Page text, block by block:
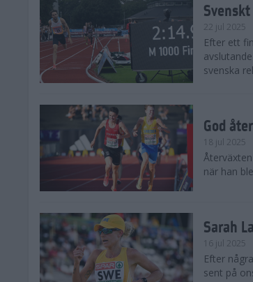
22 jul 2025
Efter ett
svenska
God
18 jul 2025
när han
Sarah
16 jul 2025
Efter
sent på